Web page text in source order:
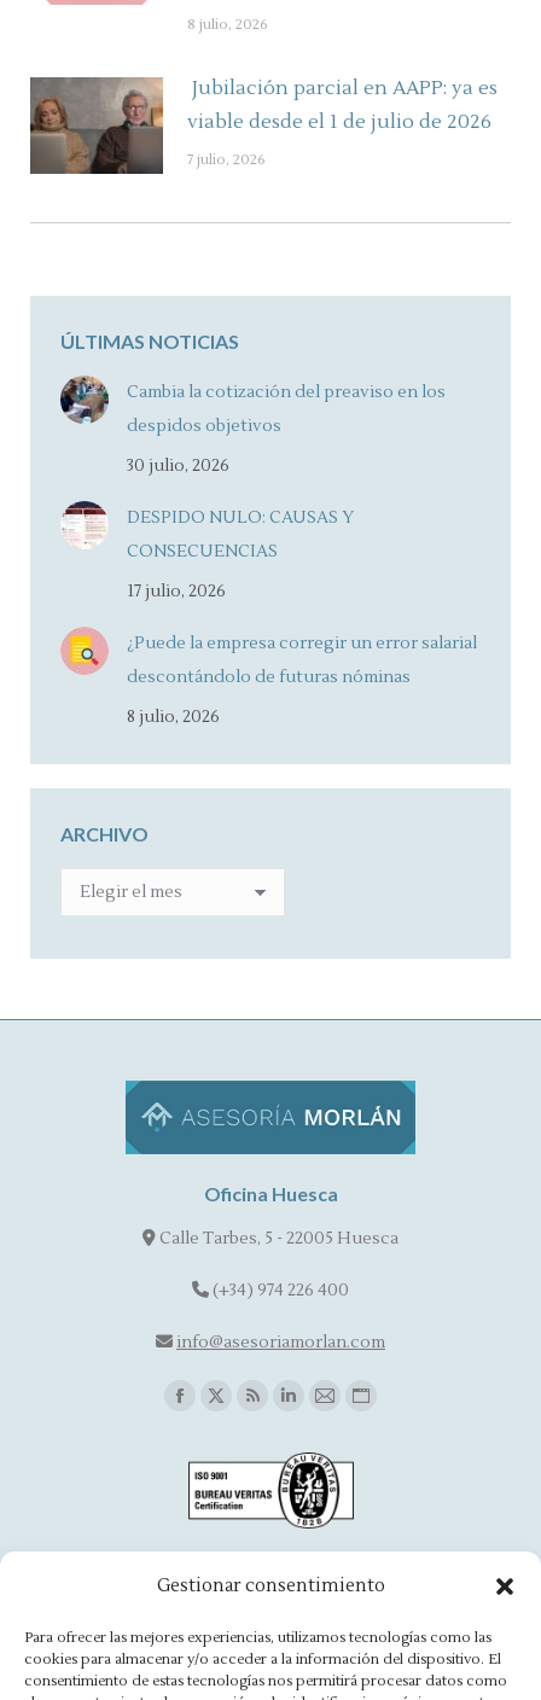
Gestionar consentimiento
Para ofrecer las mejores experiencias, utilizamos tecnologías como las
cookies para almacenar y/o acceder a la información del dispositivo. El
consentimiento de estas tecnologías nos permitirá procesar datos como
8 julio, 2026
Jubilación parcial en AAPP: ya es
viable desde el 1 de julio de 2026
7 julio, 2026
ÚLTIMAS NOTICIAS
Cambia la cotización del preaviso en los
despidos objetivos
30 julio, 2026
DESPIDO NULO: CAUSAS Y
CONSECUENCIAS
17 julio, 2026
¿Puede la empresa corregir un error salarial
descontándolo de futuras nóminas
8 julio, 2026
ARCHIVO
ARCHIVO
Oficina Huesca
Calle Tarbes, 5 - 22005 Huesca
(+34) 974 226 400
info@asesoriamorlan.com
Facebook
opens
X
opens
in
opens
in
Linkedin
opens
in
new
Mail
opens
in
Website
(+34) 974 500 949